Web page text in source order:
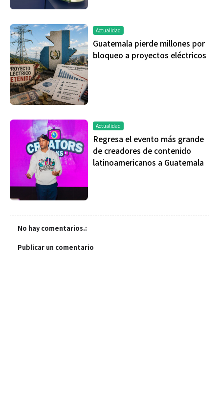
Actualidad
Guatemala pierde millones por
bloqueo a proyectos eléctricos
Actualidad
Regresa el evento más grande
de creadores de contenido
latinoamericanos a Guatemala
No hay comentarios.:
Publicar un comentario